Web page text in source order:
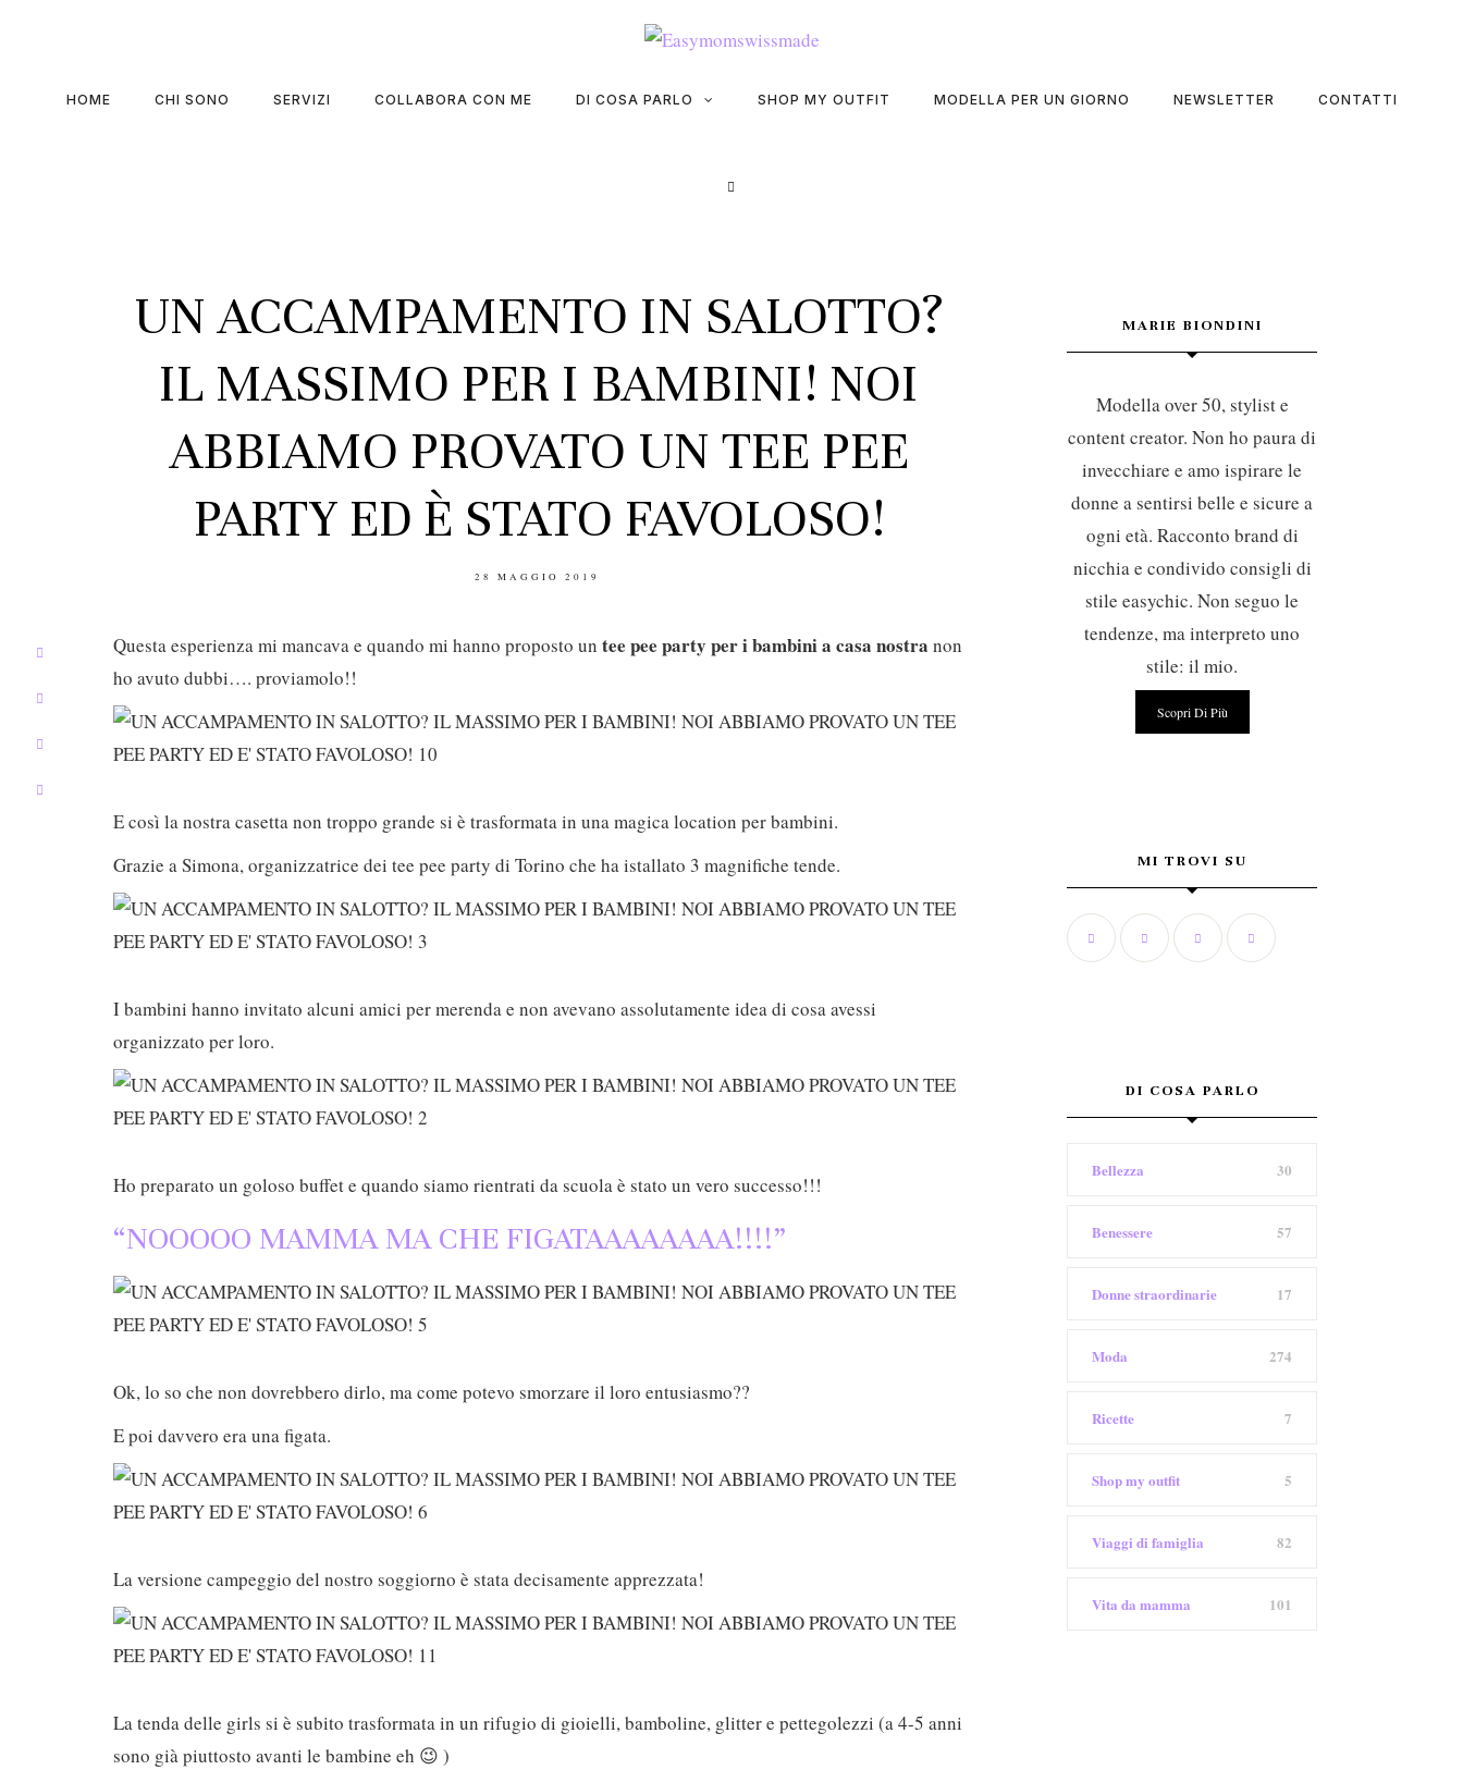
HOME CHI SONO SERVIZI COLLABORA CON ME DI COSA PARLO SHOP MY OUTFIT MODELLA PER UN GIORNO NEWSLETTER CONTATTI
UN ACCAMPAMENTO IN SALOTTO?
IL MASSIMO PER I BAMBINI! NOI
ABBIAMO PROVATO UN TEE PEE
PARTY ED È STATO FAVOLOSO!
POSTED
28 MAGGIO 2019
Questa esperienza mi mancava e quando mi hanno proposto un tee pee party per i bambini a casa nostra non
ho avuto dubbi…. proviamolo!!
E così la nostra casetta non troppo grande si è trasformata in una magica location per bambini.
Grazie a Simona, organizzatrice dei tee pee party di Torino che ha istallato 3 magnifiche tende.
I bambini hanno invitato alcuni amici per merenda e non avevano assolutamente idea di cosa avessi
organizzato per loro.
Ho preparato un goloso buffet e quando siamo rientrati da scuola è stato un vero successo!!!
“NOOOOO MAMMA MA CHE FIGATAAAAAAAA!!!!”
Ok, lo so che non dovrebbero dirlo, ma come potevo smorzare il loro entusiasmo??
E poi davvero era una figata.
La versione campeggio del nostro soggiorno è stata decisamente apprezzata!
La tenda delle girls si è subito trasformata in un rifugio di gioielli, bamboline, glitter e pettegolezzi (a 4-5 anni
sono già piuttosto avanti le bambine eh 😉 )
MARIE BIONDINI
Modella over 50, stylist e
content creator. Non ho paura di
invecchiare e amo ispirare le
donne a sentirsi belle e sicure a
ogni età. Racconto brand di
nicchia e condivido consigli di
stile easychic. Non seguo le
tendenze, ma interpreto uno
stile: il mio.
Scopri Di Più
MI TROVI SU
DI COSA PARLO
Bellezza 30
Benessere 57
Donne straordinarie 17
Moda 274
Ricette 7
Shop my outfit 5
Viaggi di famiglia 82
Vita da mamma 101